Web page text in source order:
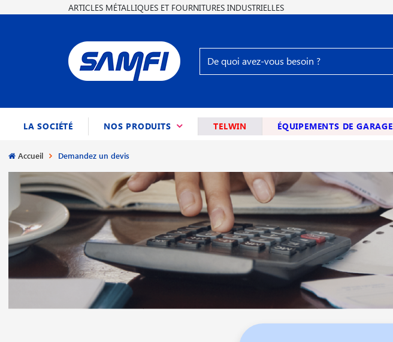
ARTICLES MÉTALLIQUES ET FOURNITURES INDUSTRIELLES
LA SOCIÉTÉ NOS PRODUITS (CURRENT)TELWIN ÉQUIPEMENTS DE GARAGE
Accueil Demandez un devis